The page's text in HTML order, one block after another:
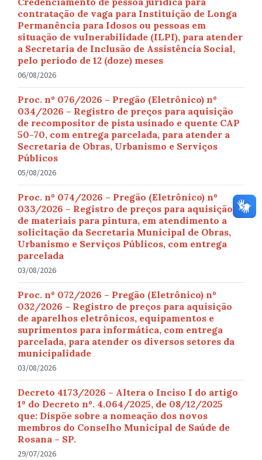
contratação de vaga para Instituição de Longa
Permanência para Idosos ou pessoas em
situação de vulnerabilidade (ILPI), para atender
a Secretaria de Inclusão de Assistência Social,
pelo período de 12 (doze) meses
06/08/2026
Proc. nº 076/2026 – Pregão (Eletrônico) nº
034/2026 – Registro de preços para aquisição
de recompositor de pista usinado e quente CAP
50-70, com entrega parcelada, para atender a
Secretaria de Obras, Urbanismo e Serviços
Públicos
05/08/2026
Proc. nº 074/2026 – Pregão (Eletrônico) nº
033/2026 – Registro de preços para aquisição
de materiais para pintura, em atendimento a
solicitação da Secretaria Municipal de Obras,
Urbanismo e Serviços Públicos, com entrega
parcelada
03/08/2026
Proc. nº 072/2026 – Pregão (Eletrônico) nº
032/2026 – Registro de preços para aquisição
de aparelhos eletrônicos, equipamentos e
suprimentos para informática, com entrega
parcelada, para atender os diversos setores da
municipalidade
03/08/2026
Decreto 4173/2026 – Altera o Inciso I do artigo
1º do Decreto nº. 4.064/2025, de 08/12/2025
que: Dispõe sobre a nomeação dos novos
membros do Conselho Municipal de Saúde de
Rosana – SP.
29/07/2026